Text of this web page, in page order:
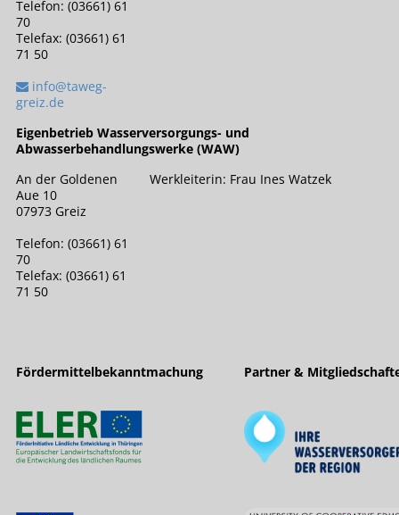
Telefon: (03661) 61
70
Telefax: (03661) 61
71 50
info@taweg-
greiz.de
Eigenbetrieb Wasserversorgungs- und
Abwasserbehandlungswerke (WAW)
An der Goldenen
Aue 10
07973 Greiz
Telefon: (03661) 61
70
Telefax: (03661) 61
71 50
Werkleiterin: Frau Ines Watzek
Fördermittelbekanntmachung Partner &